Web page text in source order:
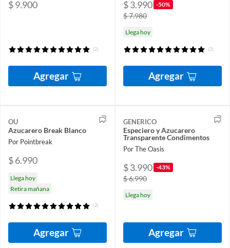
$ 9.900
(2)
Agregar
$ 3.990 -50%
$ 7.980
Llega hoy
(2)
Agregar
OU
Azucarero Break Blanco
Por Pointbreak
$ 6.990
Llega hoy
Retira mañana
(2)
Agregar
GENERICO
Especiero y Azucarero
Transparente Condimentos
Por The Oasis
$ 3.990 -43%
$ 6.990
Llega hoy
Agregar